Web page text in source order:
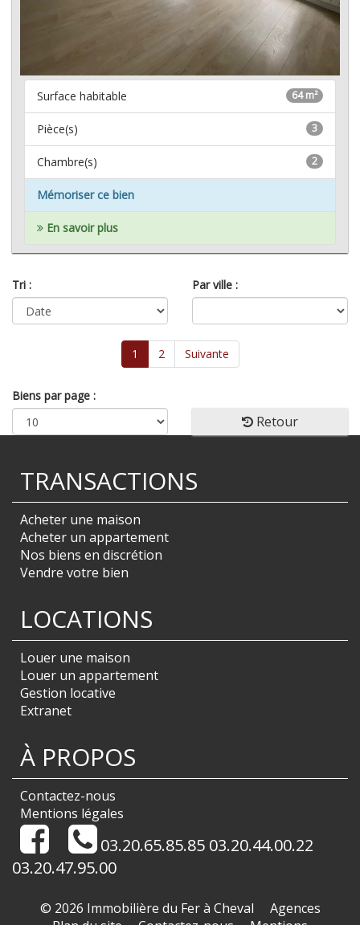
64 m²
Surface habitable
3
Pièce(s)
2
Chambre(s)
Mémoriser ce bien
En savoir plus
Tri : Par ville :
1 2 Suivante
Biens par page :
Retour
TRANSACTIONS
Acheter une maison
Acheter un appartement
Nos biens en discrétion
Vendre votre bien
LOCATIONS
Louer une maison
Louer un appartement
Gestion locative
Extranet
À PROPOS
Contactez-nous
Mentions légales
03.20.65.85.85 03.20.44.00.22
03.20.47.95.00
© 2026 Immobilière du Fer à Cheval
Agences